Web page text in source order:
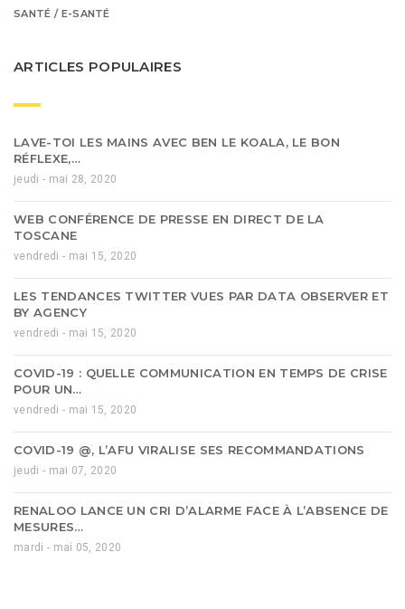
SANTÉ / E-SANTÉ
ARTICLES POPULAIRES
LAVE-TOI LES MAINS AVEC BEN LE KOALA, LE BON
RÉFLEXE,…
jeudi - mai 28, 2020
WEB CONFÉRENCE DE PRESSE EN DIRECT DE LA
TOSCANE
vendredi - mai 15, 2020
LES TENDANCES TWITTER VUES PAR DATA OBSERVER ET
BY AGENCY
vendredi - mai 15, 2020
COVID-19 : QUELLE COMMUNICATION EN TEMPS DE CRISE
POUR UN…
vendredi - mai 15, 2020
COVID-19 @, L’AFU VIRALISE SES RECOMMANDATIONS
jeudi - mai 07, 2020
RENALOO LANCE UN CRI D’ALARME FACE À L’ABSENCE DE
MESURES…
mardi - mai 05, 2020